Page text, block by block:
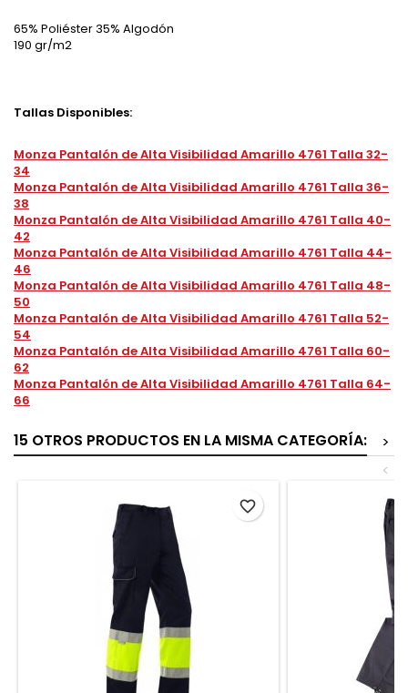
65% Poliéster 35% Algodón
190 gr/m2
Tallas Disponibles:
Monza Pantalón de Alta Visibilidad Amarillo 4761 Talla 32-
34
Monza Pantalón de Alta Visibilidad Amarillo 4761 Talla 36-
38
Monza Pantalón de Alta Visibilidad Amarillo 4761 Talla 40-
42
Monza Pantalón de Alta Visibilidad Amarillo 4761 Talla 44-
46
Monza Pantalón de Alta Visibilidad Amarillo 4761 Talla 48-
50
Monza Pantalón de Alta Visibilidad Amarillo 4761 Talla 52-
54
Monza Pantalón de Alta Visibilidad Amarillo 4761 Talla 60-
62
Monza Pantalón de Alta Visibilidad Amarillo 4761 Talla 64-
66
15 OTROS PRODUCTOS EN LA MISMA CATEGORÍA:
>
<
favorite_border